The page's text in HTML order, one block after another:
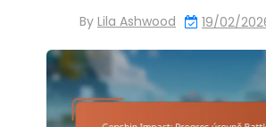
By Lila Ashwood 19/02/